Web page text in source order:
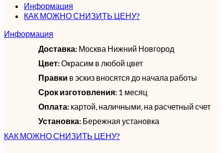
Информация
КАК МОЖНО СНИЗИТЬ ЦЕНУ?
Информация
Доставка:Москва Нижний Новгород
Цвет:Окрасим в любой цвет
Правки в эскиз вносятся до начала работы
Срок изготовления:1 месяц
Оплата:картой, наличными, на расчетный счет
Установка:Бережная установка
КАК МОЖНО СНИЗИТЬ ЦЕНУ?